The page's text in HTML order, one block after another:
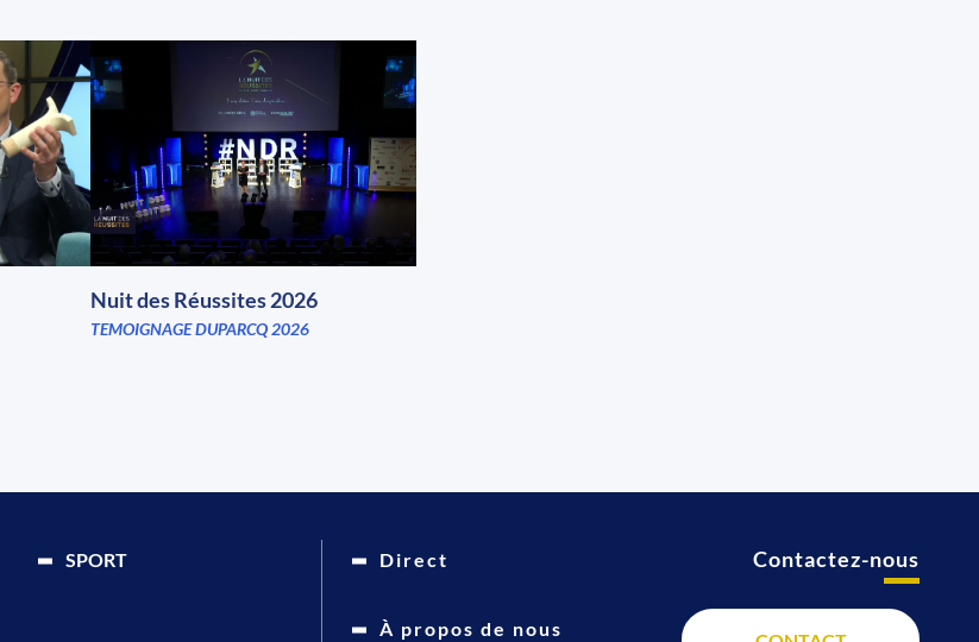
Nuit des Réussites 2026
TEMOIGNAGE DUPARCQ 2026
SPORT Direct
À propos de nous
Contactez-nous